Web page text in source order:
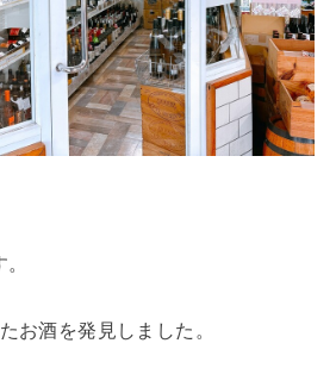
お酒を発見しました。